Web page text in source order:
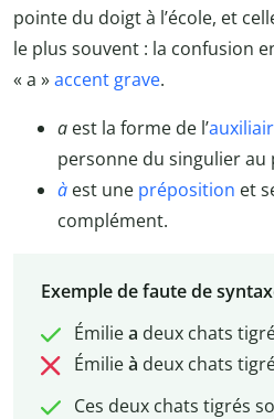
pointe du doigt à l’école, et
le plus souvent : la confusion
« a »accent grave.
a est la forme de l’
personne du singulier au
à est une préposition et
complément.
Exemple de faute de
Émiliea deux chats
Émilieà deux chats
Ces deux chats tigrés